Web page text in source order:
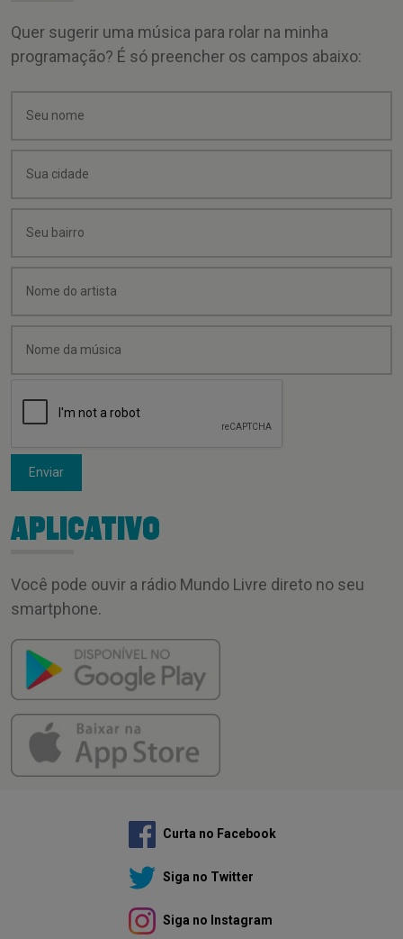
Quer sugerir uma música para rolar na minha
programação? É só preencher os campos abaixo:
Enviar
APLICATIVO
Você pode ouvir a rádio Mundo Livre direto no seu
smartphone.
Curta no Facebook
Siga no Twitter
Siga no Instagram